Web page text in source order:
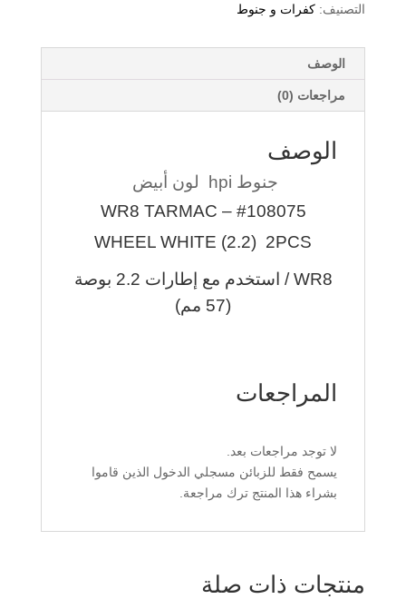
التصنيف: كفرات و جنوط
الوصف
مراجعات (0)
الوصف
جنوط hpi لون أبيض
#108075 – WR8 TARMAC
WHEEL WHITE (2.2) 2PCS
WR8 / استخدم مع إطارات 2.2 بوصة
(57 مم)
المراجعات
لا توجد مراجعات بعد.
يسمح فقط للزبائن مسجلي الدخول الذين قاموا
بشراء هذا المنتج ترك مراجعة.
منتجات ذات صلة